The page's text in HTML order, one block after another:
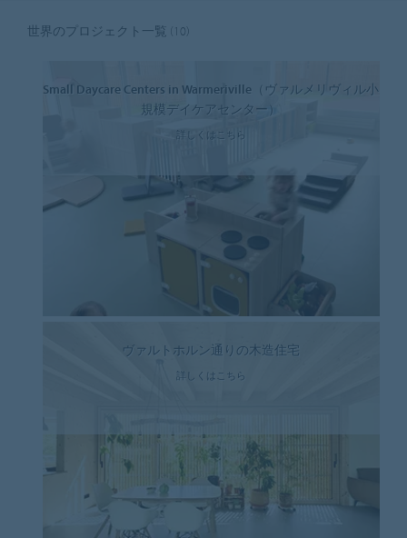
世界のプロジェクト一覧 (10)
Small Daycare Centers in Warmeriville（ヴァルメリヴィル小
規模デイケアセンター）
詳しくはこちら
ヴァルトホルン通りの木造住宅
詳しくはこちら